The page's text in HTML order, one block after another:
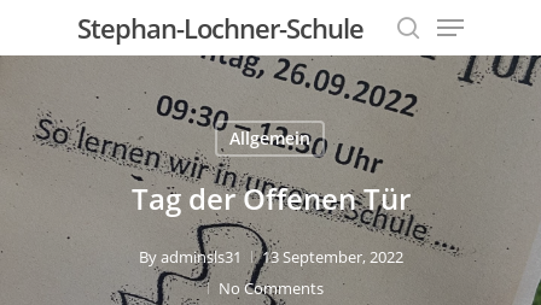
content
Stephan-Lochner-Schule
search
Menu
Allgemein
Tag der Offenen Tür
Byadminsls31
13 September, 2022
No Comments
Close